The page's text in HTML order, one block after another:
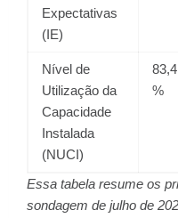
Expectativas
(IE)
Nível de
Utilização da
Capacidade
Instalada
(NUCI)
83,4
%
Essa tabela resume os
sondagem de julho de